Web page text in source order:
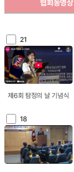
협회동영상
21
제6회 탐정의 날 기념식
18